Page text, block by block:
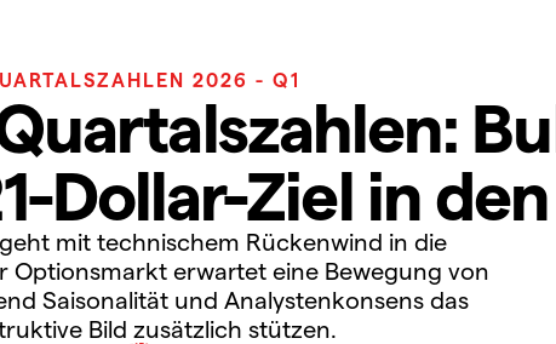
2026 - Q1
Dollar-Ziel in
mit technischem Rückenwind in die
Optionsmarkt erwartet eine Bewegung von
Saisonalität und Analystenkonsens das
Bild zusätzlich stützen.